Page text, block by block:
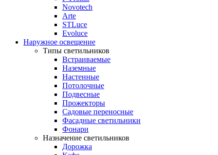
Novotech
Arte
STLuce
Evoluce
Наружное освещение
Типы светильников
Встраиваемые
Наземные
Настенные
Потолочные
Подвесные
Прожекторы
Садовые переносные
Фасадные светильники
Фонари
Назначение светильников
Дорожка